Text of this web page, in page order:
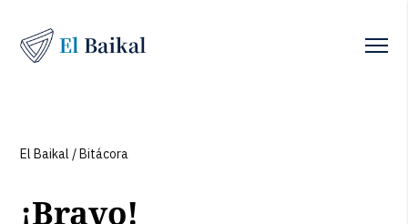
El Baikal /Bitácora
¡Bravo!